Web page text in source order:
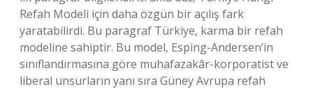
Refah Modeli için daha özgün bir açılış fark
yaratabilirdi. Bu paragraf Türkiye, karma bir refah
modeline sahiptir. Bu model, Esping-Andersen’in
sınıflandırmasına göre muhafazakâr-korporatist ve
liberal unsurların yanı sıra Güney Avrupa refah